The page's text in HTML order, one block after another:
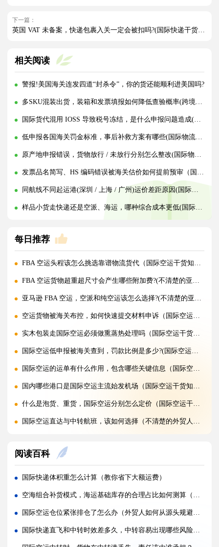
下一篇：
相关阅读
警报!美国海关连发四道“封杀令”，你的货还能顺利进美国吗?
多SKU混装出货，装箱和发票填报如何降低查验概率(跨境物流干货知识分享)
国际货代混用 IOSS 导致税号冻结，是什么申报问题造成(国际物流干货知识分享)
低申报各国海关罚金标准，事后补救方案有哪些(国际物流干货知识分享)
原产地申报错误，货物放行 / 未放行分别怎么整改(国际物流干货知识分享)
发票品名简写、HS 编码错误被海关估价如何提前预审（国际物流干货知识分享）
同航线不同起运港(深圳 / 上海 / 广州)运价差距原因(国际海运干货知识分享)
样品小货走快递还是空派、海运，哪种综合成本更低(国际物流干货知识分享)
每日推荐
FBA 空运头程该怎么挑选靠谱物流货代（国际空运干货知识分享）
FBA 空运货物超重超尺寸会产生哪些附加费?(不清楚的亚马逊卖家看过来)
亚马逊 FBA 空运，空派和纯空运该怎么选择?(不清楚的亚马逊卖家看过来)
空运货物被海关布控，如何快速提交材料申诉（国际空运干货知识分享）
实木包装走国际空运必须做熏蒸热处理吗（国际空运干货知识分享）
国际空运低申报被海关查到，罚款比例是多少?(国际空运干货知识分享)
国际空运的运单有什么作用，包含哪些关键信息（国际空运干货知识分享）
国内哪些港口是国际空运主流始发机场（国际空运干货知识分享）
什么是泡货、重货，国际空运分别怎么定价（国际空运干货知识分享）
国际空运直达与中转航班，该如何选择（不清楚的外贸人看过来）
国际空运直达与中转航班，该如何选择（国际快递干货知识分享）
国际空运完整运输流程分为哪几个步骤（国际空运干货知识分享）
国际空运和国际快递到底有哪些核心区别（国际物流干货知识分享）
跨境卖家亚马逊 FBA 发货用什么国际快递渠道?(亚马逊卖家必看篇)
加急国际快递真的能提速吗，靠谱吗?(国际快递干货知识分享)
旺季国际快递大面积延误该怎么提前规避?(国际快递干货知识分享)
阅读百科
国际快递体积重怎么计算（教你省下大额运费）
空海组合补货模式，海运基础库存的合理占比如何测算（国际物流干货知识分享）
国际空运仓位紧张排仓了怎么办（外贸人如何从源头规避排仓）
国际快递直飞和中转时效差多久，中转容易出现哪些风险（不清楚的跨境电商卖家请注意）